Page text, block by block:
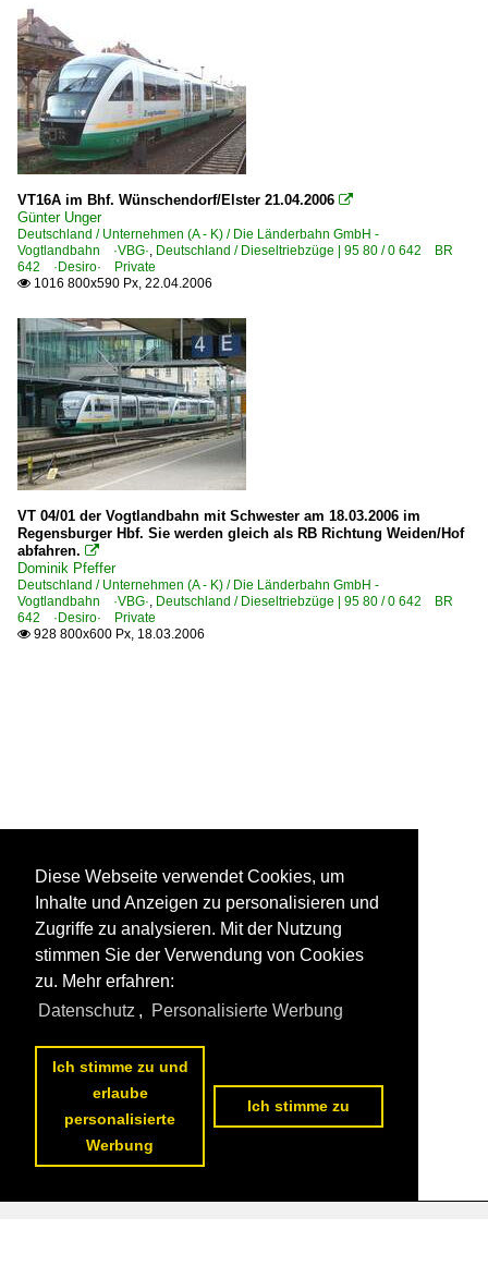
VT16A im Bhf. Wünschendorf/Elster 21.04.2006 
Günter Unger
Deutschland / Unternehmen (A - K) / Die Länderbahn GmbH -
Vogtlandbahn ·VBG·, Deutschland / Dieseltriebzüge | 95 80 / 0 642 BR
642 ·Desiro· Private
 1016 800x590 Px, 22.04.2006
VT 04/01 der Vogtlandbahn mit Schwester am 18.03.2006 im
Regensburger Hbf. Sie werden gleich als RB Richtung Weiden/Hof
abfahren. 
Dominik Pfeffer
Deutschland / Unternehmen (A - K) / Die Länderbahn GmbH -
Vogtlandbahn ·VBG·, Deutschland / Dieseltriebzüge | 95 80 / 0 642 BR
642 ·Desiro· Private
 928 800x600 Px, 18.03.2006
Diese Webseite verwendet Cookies, um
Inhalte und Anzeigen zu personalisieren und
Zugriffe zu analysieren. Mit der Nutzung
stimmen Sie der Verwendung von Cookies
zu. Mehr erfahren:
Datenschutz , Personalisierte Werbung
Ich stimme zu und
erlaube
personalisierte
Werbung
Ich stimme zu